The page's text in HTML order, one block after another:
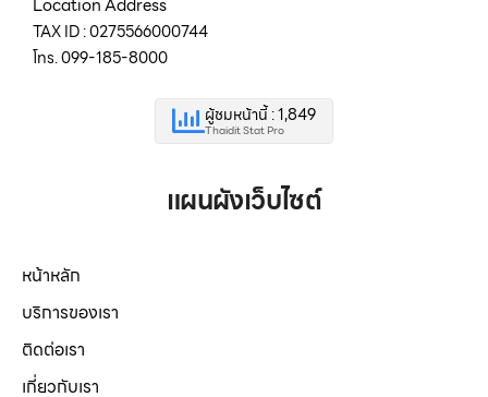
TAX ID : 0275566000744
โทร. 099-185-8000
ผู้ชมหน้านี้ : 1,849
Thaidit Stat Pro
แผนผังเว็บไซต์
หน้าหลัก
บริการของเรา
ติดต่อเรา
เกี่ยวกับเรา